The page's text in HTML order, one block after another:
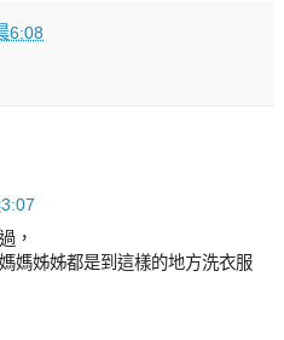
6:08
，
媽姊姊都是到這樣的地方洗衣服